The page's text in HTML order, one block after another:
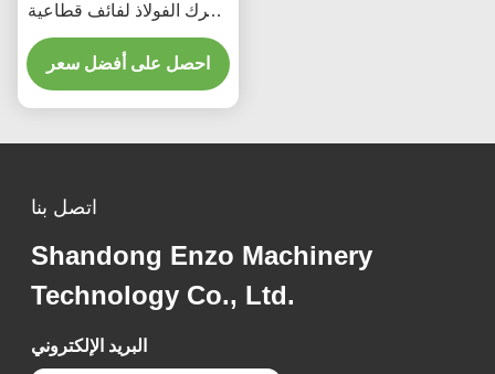
محرك الفولاذ لفائف قطاعية
مع 400-2000mm عرض
الصفيحة نطاق وشفرات
الفولاذ عالي السرعة (HSS)
احصل على أفضل سعر
اتصل بنا
Shandong Enzo Machinery
Technology Co., Ltd.
البريد الإلكتروني